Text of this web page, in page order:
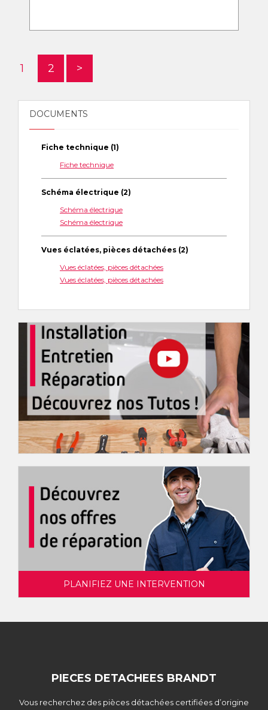
1 2 >
DOCUMENTS
Fiche technique (1)
Fiche technique
Schéma électrique (2)
Schéma électrique
Schéma électrique
Vues éclatées, pièces détachées (2)
Vues éclatées, pièces détachées
Vues éclatées, pièces détachées
PLANIFIEZ UNE INTERVENTION
PIECES DETACHEES BRANDT
Vous recherchez des pièces détachées certifiées d’origine